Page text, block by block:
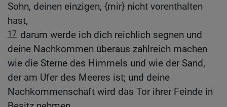
Sohn, deinen einzigen, {mir} nicht vorenthalten
hast,
17 darum werde ich dich reichlich segnen und
deine Nachkommen überaus zahlreich machen
wie die Sterne des Himmels und wie der Sand,
der am Ufer des Meeres ist; und deine
Nachkommenschaft wird das Tor ihrer Feinde in